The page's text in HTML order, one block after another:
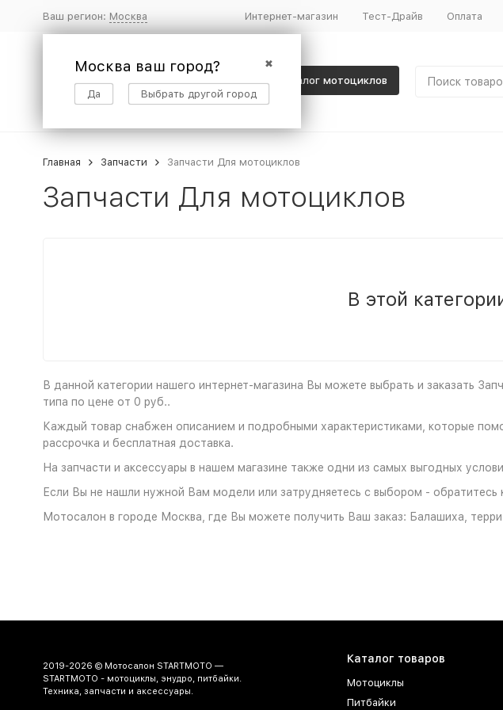
Ваш регион: Москва
✖
Москва ваш город?
Да Выбрать другой город
Интернет-магазин Тест-Драйв Оплата
Каталог мотоциклов
Главная Запчасти Запчасти Для мотоциклов
Запчасти Для мотоциклов
В этой
В данной категории нашего интернет-магазина Вы можете выбрать и заказать
типа по цене от 0 руб..
Каждый товар снабжен описанием и подробными характеристиками, которые
рассрочка и бесплатная доставка.
На запчасти и аксессуары в нашем магазине также одни из самых выгодных
Если Вы не нашли нужной Вам модели или затрудняетесь с выбором - обратитесь
Мотосалон в городе Москва, где Вы можете получить Ваш заказ: Балашиха,
2019-2026 © Мотосалон STARTMOTO —
STARTMOTO - мотоциклы, энудро, питбайки.
Техника, запчасти и аксессуары.
Каталог товаров
Мотоциклы
Питбайки